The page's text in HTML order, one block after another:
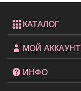
КАТАЛОГ
МОЙ АККАУНТ
ИНФО